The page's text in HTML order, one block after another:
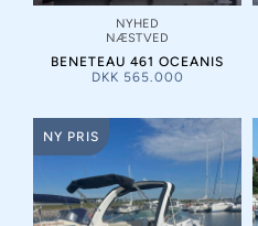
NYHED
NÆSTVED
BENETEAU 461 OCEANIS
DKK 565.000
NY PRIS